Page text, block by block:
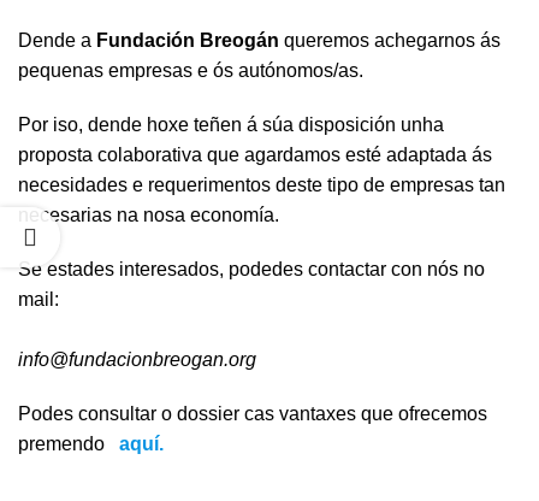
Dende a Fundación Breogán queremos achegarnos ás
pequenas empresas e ós autónomos/as.
Por iso, dende hoxe teñen á súa disposición unha
proposta colaborativa que agardamos esté adaptada ás
necesidades e requerimentos deste tipo de empresas tan
necesarias na nosa economía.
Se estades interesados, podedes contactar con nós no
mail:
info@fundacionbreogan.org
Podes consultar o dossier cas vantaxes que ofrecemos
premendo
aquí.